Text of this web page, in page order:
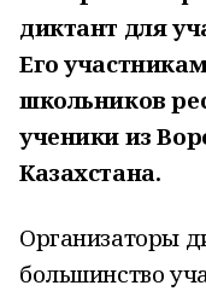
диктант для
Его
школьников
ученики из
Казахстана.
Организаторы
большинство